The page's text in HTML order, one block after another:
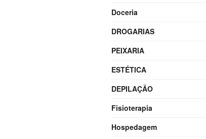
Doceria
DROGARIAS
PEIXARIA
ESTÉTICA
DEPILAÇÃO
Fisioterapia
Hospedagem